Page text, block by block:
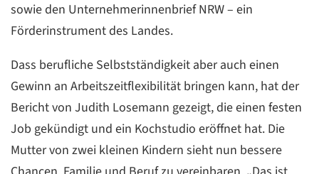
sowie den Unternehmerinnenbrief NRW – ein
Förderinstrument des Landes.
Dass berufliche Selbstständigkeit aber auch einen
Gewinn an Arbeitszeitflexibilität bringen kann, hat der
Bericht von Judith Losemann gezeigt, die einen festen
Job gekündigt und ein Kochstudio eröffnet hat. Die
Mutter von zwei kleinen Kindern sieht nun bessere